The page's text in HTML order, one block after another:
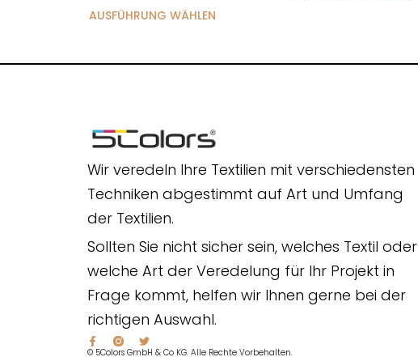
AUSFÜHRUNG WÄHLEN
Wir veredeln Ihre Textilien mit verschiedensten
Techniken abgestimmt auf Art und Umfang
der Textilien.
Sollten Sie nicht sicher sein, welches Textil oder
welche Art der Veredelung für Ihr Projekt in
Frage kommt, helfen wir Ihnen gerne bei der
richtigen Auswahl.
© 5Colors GmbH & Co KG. Alle Rechte Vorbehalten.